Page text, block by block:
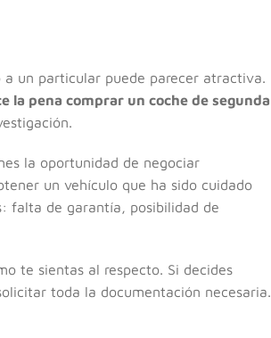
a un particular puede parecer atractiva.
la pena comprar un coche de segunda
la oportunidad de negociar
un vehículo que ha sido cuidado
falta de garantía, posibilidad de
te sientas al respecto. Si decides
toda la documentación necesaria.